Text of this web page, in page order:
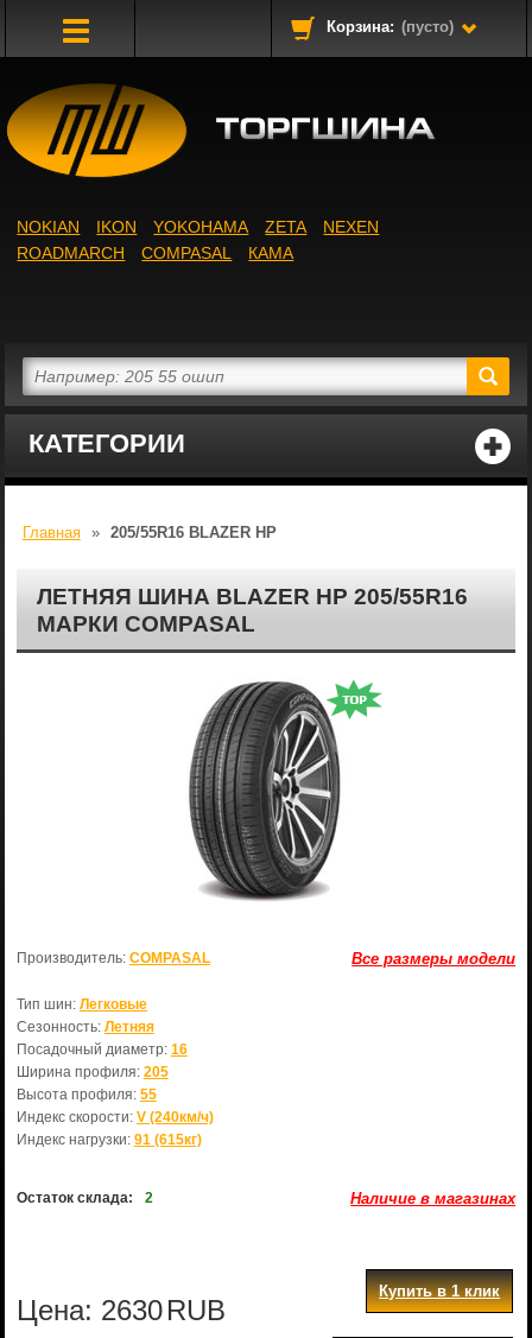
Корзина: (пусто)
КАТЕГОРИИ
NOKIAN IKON YOKOHAMA ZETA
NEXEN
ROADMARCH
COMPASAL КАМА
Главная » 205/55R16 BLAZER HP
ЛЕТНЯЯ ШИНА BLAZER HP 205/55R16
МАРКИ COMPASAL
Все размеры модели
Производитель: COMPASAL
Тип шин: Легковые
Сезонность: Летняя
Посадочный диаметр: 16
Ширина профиля: 205
Высота профиля: 55
Индекс скорости: V (240км/ч)
Индекс нагрузки: 91 (615кг)
Остаток склада: 2 Наличие в магазинах
Цена: 2630RUB
Купить в 1 клик